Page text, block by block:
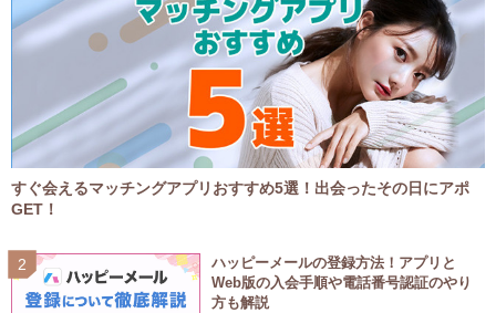
すぐ会えるマッチングアプリおすすめ5選！出会ったその日にアポ
GET！
ハッピーメールの登録方法！アプリと
Web版の入会手順や電話番号認証のやり
方も解説